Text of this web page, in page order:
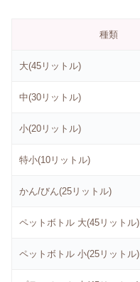
種類
大(45リットル)
中(30リットル)
小(20リットル)
特小(10リットル)
かん/びん(25リットル)
ペットボトル 大(45リットル)
ペットボトル 小(25リットル)